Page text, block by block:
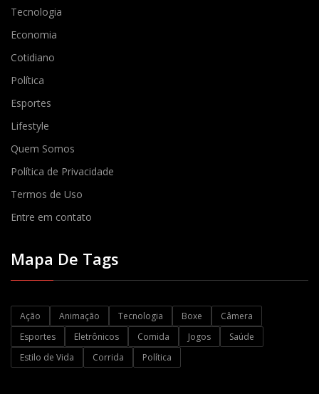
Tecnologia
Economia
Cotidiano
Política
Esportes
Lifestyle
Quem Somos
Política de Privacidade
Termos de Uso
Entre em contato
Mapa De Tags
Ação Animação Tecnologia Boxe
Câmera
Esportes
Eletrônicos Comida Jogos
Saúde
Estilo de Vida
Corrida Política